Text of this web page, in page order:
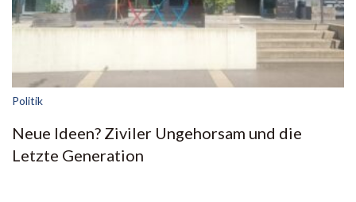
Politik
Neue Ideen? Ziviler Ungehorsam und die
Letzte Generation